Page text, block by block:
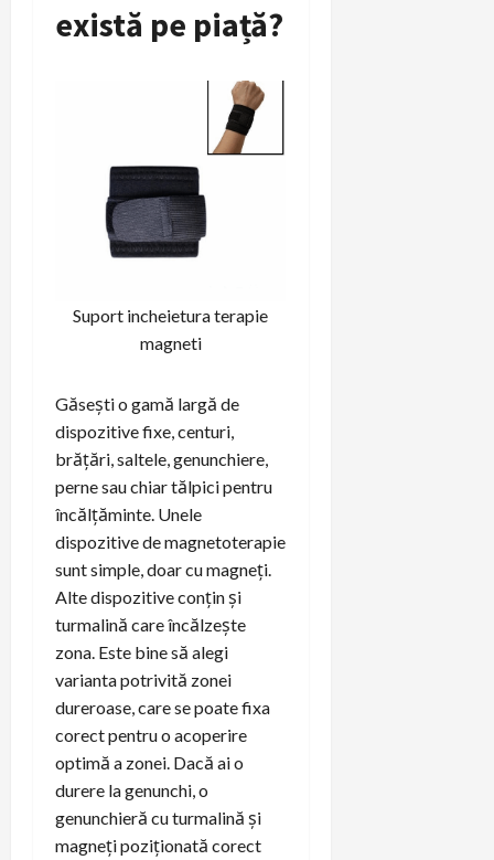
există pe piață?
Suport incheietura terapie
magneti
Găsești o gamă largă de
dispozitive fixe, centuri,
brățări, saltele, genunchiere,
perne sau chiar tălpici pentru
încălțăminte. Unele
dispozitive de magnetoterapie
sunt simple, doar cu magneți.
Alte dispozitive conțin și
turmalină care încălzește
zona. Este bine să alegi
varianta potrivită zonei
dureroase, care se poate fixa
corect pentru o acoperire
optimă a zonei. Dacă ai o
durere la genunchi, o
genunchieră cu turmalină și
magneți poziționată corect